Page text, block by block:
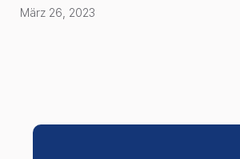
März 26, 2023